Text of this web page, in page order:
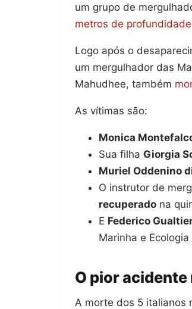
um grupo de
metros de profundidade
Logo após o
um mergulhador das
Mahudhee, também
As vítimas são:
Monica
Sua filha Giorgia
Muriel Oddenino
O instrutor de
recuperado na
E Federico
Marinha e
O pior
A morte dos 5 italianos